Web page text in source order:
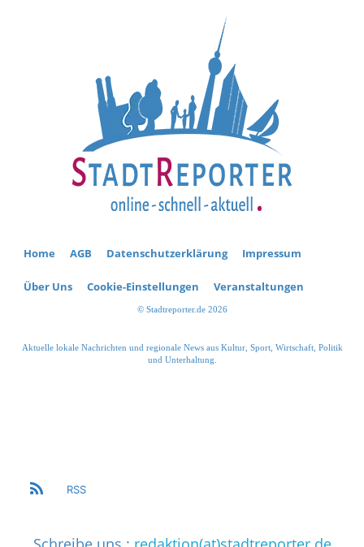
Home AGB Datenschutzerklärung Impressum
Über Uns Cookie-Einstellungen Veranstaltungen
© Stadtreporter.de 2026
Aktuelle lokale Nachrichten und regionale News aus Kultur, Sport, Wirtschaft, Politik
und Unterhaltung.
RSS